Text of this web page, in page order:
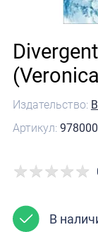
Издательство:
Артикул:
В